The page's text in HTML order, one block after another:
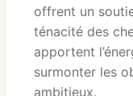
offrent un
ténacité des
apportent
surmonter les
ambitieux.